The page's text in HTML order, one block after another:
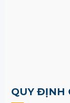
QUY ĐỊNH